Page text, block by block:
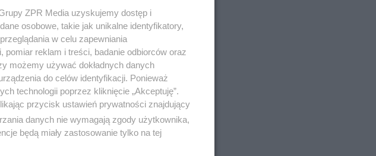
ZPR Media uzyskujemy dostęp i
osobowe, takie jak unikalne identyfikatory,
w celu zapewniania
reklam i treści, badanie odbiorców oraz
możemy używać dokładnych danych
do celów identyfikacji. Ponieważ
technologii poprzez kliknięcie „Akceptuję”.
przycisk ustawień prywatności znajdujący
danych nie wymagają zgody użytkownika,
będą miały zastosowanie tylko na tej